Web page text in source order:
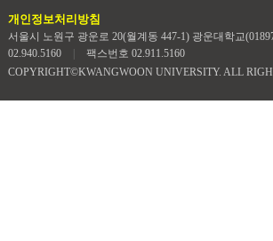
개인정보처리방침
서울시 노원구 광운로 20(월계동 447-1) 광운대학교
02.940.5160
팩스번호 02.911.5160
COPYRIGHT©KWANGWOON UNIVERSITY. ALL